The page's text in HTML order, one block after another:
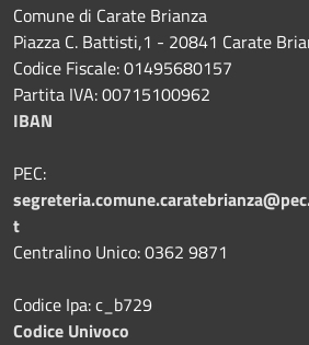
Comune di Carate Brianza
Piazza C. Battisti,1 - 20841 Carate
Codice Fiscale: 01495680157
Partita IVA: 00715100962
IBAN
PEC:
t
Centralino Unico: 0362 9871
Codice Ipa: c_b729
Codice Univoco